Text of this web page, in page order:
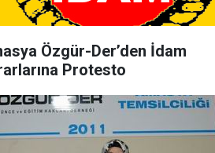
Özgür-Der’den İdam
Protesto